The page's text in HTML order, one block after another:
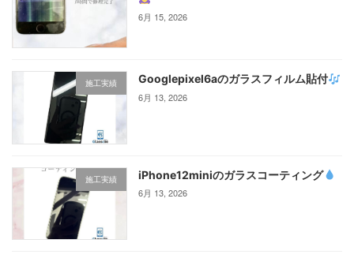
6月 15, 2026
施工実績 Googlepixel6aのガラスフィルム貼付
6月 13, 2026
施工実績 iPhone12miniのガラスコーティング‪
6月 13, 2026